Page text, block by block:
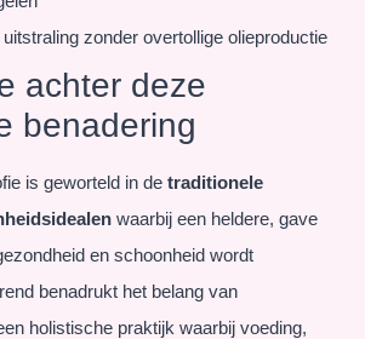
zonder overtollige olieproductie
achter deze
benadering
is geworteld in de traditionele
waarbij een heldere, gave
en schoonheid wordt
benadrukt het belang van
holistische praktijk waarbij voeding,